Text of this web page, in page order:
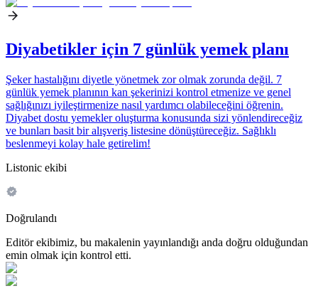
Diyabetikler için 7 günlük yemek planı
Şeker hastalığını diyetle yönetmek zor olmak zorunda değil. 7
günlük yemek planının kan şekerinizi kontrol etmenize ve genel
sağlığınızı iyileştirmenize nasıl yardımcı olabileceğini öğrenin.
Diyabet dostu yemekler oluşturma konusunda sizi yönlendireceğiz
ve bunları basit bir alışveriş listesine dönüştüreceğiz. Sağlıklı
beslenmeyi kolay hale getirelim!
Listonic ekibi
Doğrulandı
Editör ekibimiz, bu makalenin yayınlandığı anda doğru olduğundan
emin olmak için kontrol etti.